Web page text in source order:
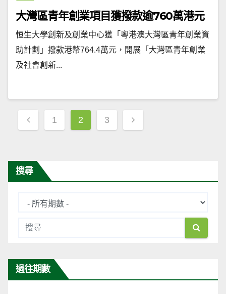
大灣區青年創業項目獲撥款逾760萬港元
恒生大學創新及創業中心獲「粵港澳大灣區青年創業資
助計劃」撥款港幣764.4萬元，開展「大灣區青年創業
及社會創新...
文
章
覽
1 2 3
搜尋
過往期數